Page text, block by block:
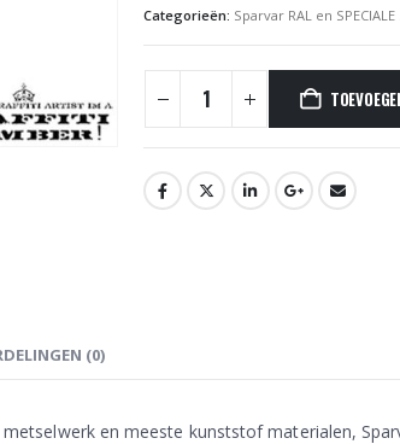
Categorieën: Sparvar RAL en
(0)
en meeste kunststof materialen,